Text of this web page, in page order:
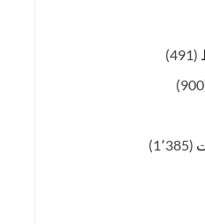
(491)
(1٬385)